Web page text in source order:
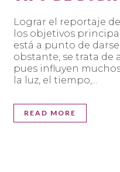
Lograr el reportaje
los objetivos
está a punto de
obstante, se trata de
pues influyen
la luz, el tiempo,...
READ MORE